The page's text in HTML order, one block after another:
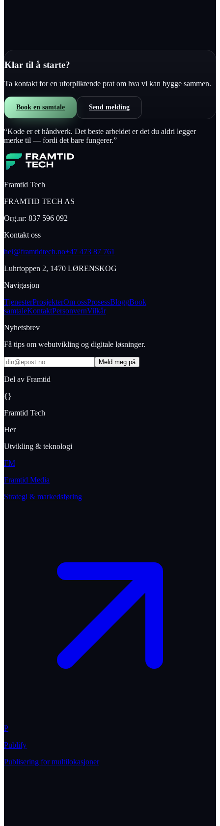
Klar til å starte?
Ta kontakt for en uforpliktende prat om hva vi kan bygge sammen.
Book en samtale Send melding
“Kode er et håndverk. Det beste arbeidet er det du aldri legger
merke til — fordi det bare fungerer.”
Framtid Tech
FRAMTID TECH AS
Org.nr: 837 596 092
Kontakt oss
hei@framtidtech.no+47 473 87 761
Luhrtoppen 2, 1470 LØRENSKOG
Navigasjon
TjenesterProsjekterOm ossProsessBloggBook
samtaleKontaktPersonvernVilkår
Nyhetsbrev
Få tips om webutvikling og digitale løsninger.
Meld meg på
Del av Framtid
{}
Framtid Tech
Her
Utvikling & teknologi
FM
Framtid Media
Strategi & markedsføring
P
Publify
Publisering for multilokasjoner